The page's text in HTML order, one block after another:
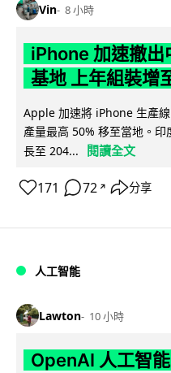
Vin 8 小時
iPhone 加速撤出
基地 上年組裝增
Apple 加速將 iPhone 生產
產量最高 50% 移至當地。
長至 204...
閱讀全文
171 72 ↗ 分享
人工智能
Lawton 10 小時
OpenAI 人工智